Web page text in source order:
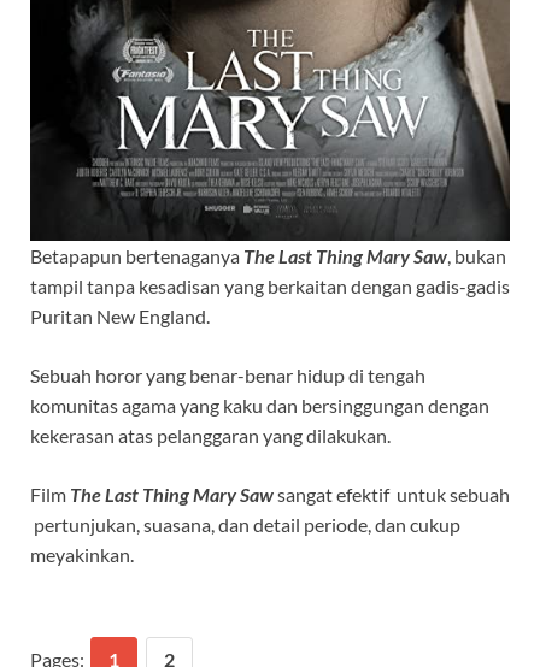
Betapapun bertenaganya The Last Thing Mary Saw, bukan
tampil tanpa kesadisan yang berkaitan dengan gadis-gadis
Puritan New England.
Sebuah horor yang benar-benar hidup di tengah
komunitas agama yang kaku dan bersinggungan dengan
kekerasan atas pelanggaran yang dilakukan.
Film The Last Thing Mary Sawsangat efektif untuk sebuah
pertunjukan, suasana, dan detail periode, dan cukup
meyakinkan.
Pages: 1 2